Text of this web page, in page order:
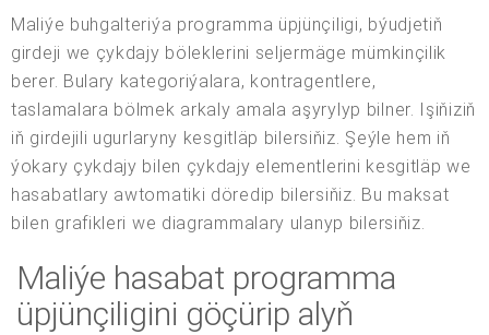
Maliýe buhgalteriýa programma üpjünçiligi, býudjetiň
girdeji we çykdajy böleklerini seljermäge mümkinçilik
berer. Bulary kategoriýalara, kontragentlere,
taslamalara bölmek arkaly amala aşyrylyp bilner. Işiňiziň
iň girdejili ugurlaryny kesgitläp bilersiňiz. Şeýle hem iň
ýokary çykdajy bilen çykdajy elementlerini kesgitläp we
hasabatlary awtomatiki döredip bilersiňiz. Bu maksat
bilen grafikleri we diagrammalary ulanyp bilersiňiz.
Maliýe hasabat programma
üpjünçiligini göçürip alyň